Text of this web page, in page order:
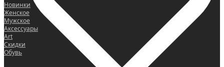
Новинки
Женское
Мужское
Аксессуары
Art
Скидки
Обувь